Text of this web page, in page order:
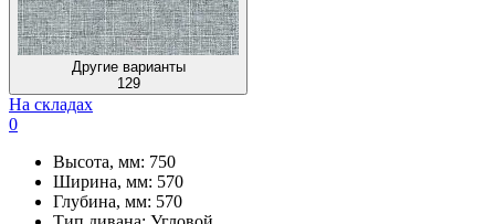
Другие варианты
129
На складах
0
Высота, мм: 750
Ширина, мм: 570
Глубина, мм: 570